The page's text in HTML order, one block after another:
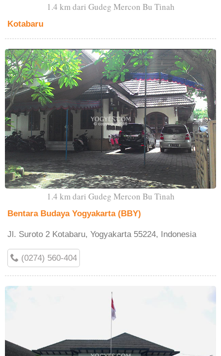
1.4 km dari Gudeg Mercon Bu Tinah
Kotabaru
1.4 km dari Gudeg Mercon Bu Tinah
Bentara Budaya Yogyakarta (BBY)
Jl. Suroto 2 Kotabaru, Yogyakarta 55224, Indonesia
(0274) 560-404